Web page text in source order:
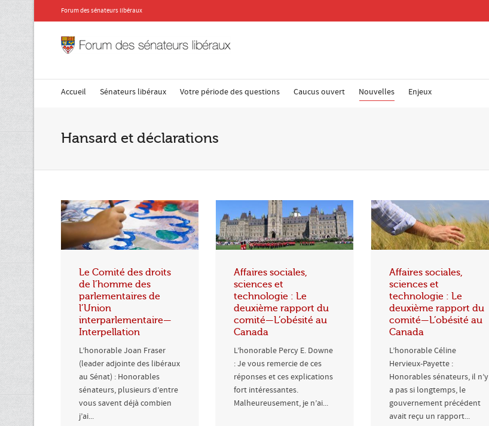
Forum des sénateurs libéraux
Accueil Sénateurs libéraux Votre période des questions Caucus ouvert Nouvelles Enjeux
Hansard et déclarations
Le Comité des droits
de l’homme des
parlementaires de
l’Union
interparlementaire—
Interpellation
L’honorable Joan Fraser
(leader adjointe des libéraux
au Sénat) : Honorables
sénateurs, plusieurs d’entre
vous savent déjà combien
j’ai...
Affaires sociales,
sciences et
technologie : Le
deuxième rapport du
comité—L’obésité au
Canada
L’honorable Percy E. Downe
: Je vous remercie de ces
réponses et ces explications
fort intéressantes.
Malheureusement, je n’ai...
Affaires sociales,
sciences et
technologie : Le
deuxième rapport du
comité—L’obésité au
Canada
L’honorable Céline
Hervieux-Payette :
Honorables sénateurs, il n’y
a pas si longtemps, le
gouvernement précédent
avait reçu un rapport...